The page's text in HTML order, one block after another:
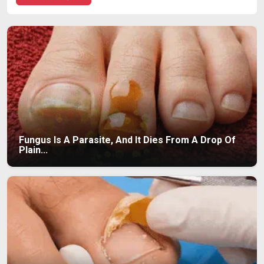
Fungus Is A Parasite, And It Dies From A Drop Of
Plain...